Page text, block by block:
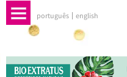
português english